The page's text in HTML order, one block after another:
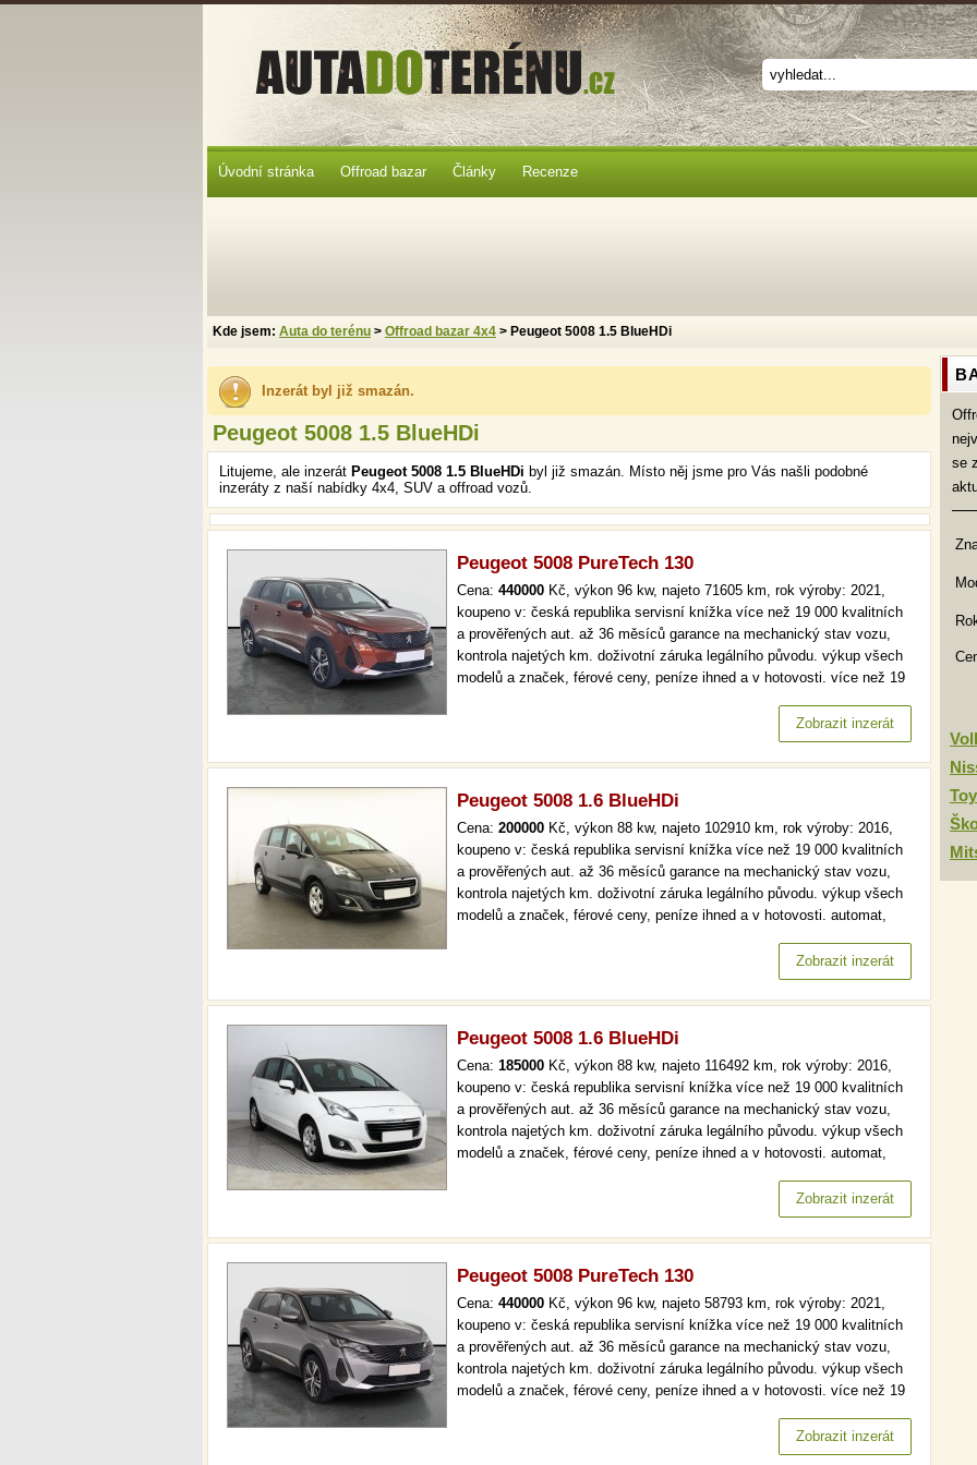
Inzerát byl již smazán.
Peugeot 5008 1.5 BlueHDi
Litujeme, ale inzerát Peugeot 5008 1.5 BlueHDi byl již smazán. Místo něj jsme pro Vás našli podobné
inzeráty z naší nabídky 4x4, SUV a offroad vozů.
Peugeot 5008 PureTech 130
Cena: 440000 Kč, výkon 96 kw, najeto 71605 km, rok výroby: 2021,
koupeno v: česká republika servisní knížka více než 19 000 kvalitních
a prověřených aut. až 36 měsíců garance na mechanický stav vozu,
kontrola najetých km. doživotní záruka legálního původu. výkup všech
modelů a značek, férové ceny, peníze ihned a v hotovosti. více než 19
mechanický stav vozu, kontrola najetých km. doživotní záruka…
Zobrazit inzerát
Peugeot 5008 1.6 BlueHDi
Cena: 200000 Kč, výkon 88 kw, najeto 102910 km, rok výroby: 2016,
koupeno v: česká republika servisní knížka více než 19 000 kvalitních
a prověřených aut. až 36 měsíců garance na mechanický stav vozu,
kontrola najetých km. doživotní záruka legálního původu. výkup všech
modelů a značek, férové ceny, peníze ihned a v hotovosti. automat,
až 36 měsíců garance na mechanický stav vozu, kontrola…Zobrazit inzerát
Peugeot 5008 1.6 BlueHDi
Cena: 185000 Kč, výkon 88 kw, najeto 116492 km, rok výroby: 2016,
koupeno v: česká republika servisní knížka více než 19 000 kvalitních
a prověřených aut. až 36 měsíců garance na mechanický stav vozu,
kontrola najetých km. doživotní záruka legálního původu. výkup všech
modelů a značek, férové ceny, peníze ihned a v hotovosti. automat,
aut. až 36 měsíců garance na mechanický stav vozu, kontrola…
Zobrazit inzerát
Peugeot 5008 PureTech 130
Cena: 440000 Kč, výkon 96 kw, najeto 58793 km, rok výroby: 2021,
koupeno v: česká republika servisní knížka více než 19 000 kvalitních
a prověřených aut. až 36 měsíců garance na mechanický stav vozu,
kontrola najetých km. doživotní záruka legálního původu. výkup všech
modelů a značek, férové ceny, peníze ihned a v hotovosti. více než 19
mechanický stav vozu, kontrola najetých km. doživotní záruka…
Zobrazit inzerát
se
Úvodní stránka Offroad bazar Články Recenze
Kde jsem: Auta do terénu > Offroad bazar 4x4 > Peugeot 5008 1.5 BlueHDi